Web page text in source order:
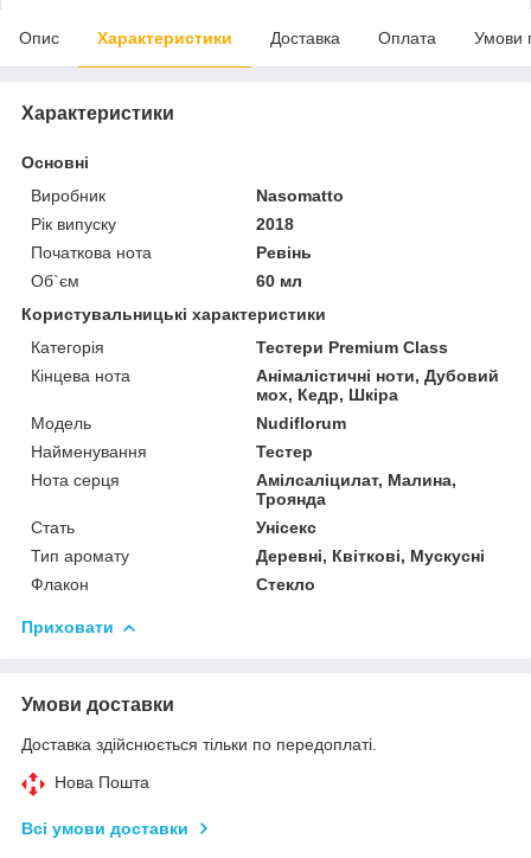
Опис Характеристики Доставка Оплата Умови
Характеристики
Основні
Виробник
Nasomatto
Рік випуску
2018
Початкова нота
Ревінь
Об`єм
60 мл
Користувальницькі характеристики
Категорія
Тестери Premium Class
Кінцева нота
Анімалістичні ноти, Дубовий
мох, Кедр, Шкіра
Мoдель
Nudiflorum
Найменування
Тестер
Нота серця
Амілсаліцилат, Малина,
Троянда
Стать
Унісекс
Тип аромату
Деревні, Квіткові, Мускусні
Флакон
Стекло
Приховати
Умови доставки
Доставка здійснюється тільки по передоплаті.
Нова Пошта
Всі умови доставки